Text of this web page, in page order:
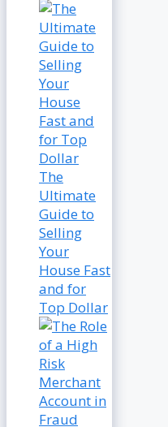
The
Ultimate
Guide to
Selling
Your
House Fast
and for
Top Dollar